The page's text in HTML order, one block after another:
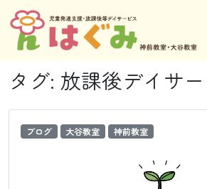
タグ: 放課後デイサ
ブログ 大谷教室 神前教室